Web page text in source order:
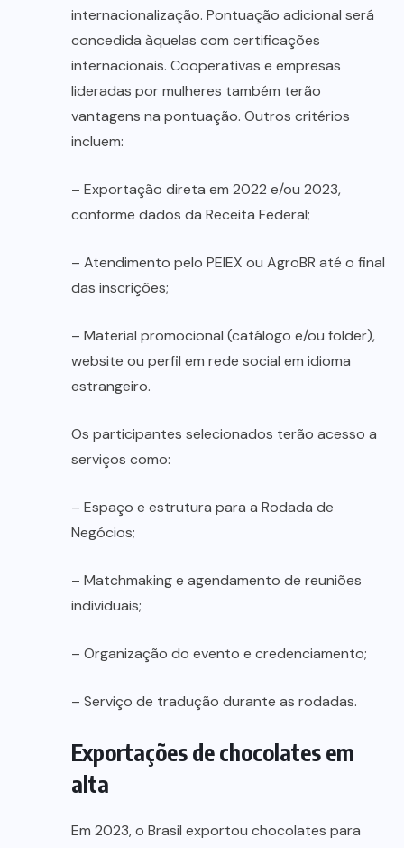
internacionalização. Pontuação adicional será
concedida àquelas com certificações
internacionais. Cooperativas e empresas
lideradas por mulheres também terão
vantagens na pontuação. Outros critérios
incluem:
– Exportação direta em 2022 e/ou 2023,
conforme dados da Receita Federal;
– Atendimento pelo PEIEX ou AgroBR até o final
das inscrições;
– Material promocional (catálogo e/ou folder),
website ou perfil em rede social em idioma
estrangeiro.
Os participantes selecionados terão acesso a
serviços como:
– Espaço e estrutura para a Rodada de
Negócios;
– Matchmaking e agendamento de reuniões
individuais;
– Organização do evento e credenciamento;
– Serviço de tradução durante as rodadas.
Exportações de chocolates em
alta
Em 2023, o Brasil exportou chocolates para